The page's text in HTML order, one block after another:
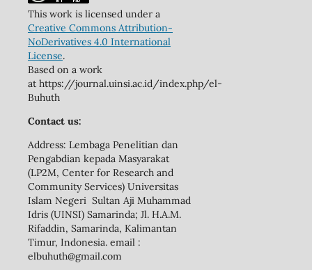
This work is licensed under a
Creative Commons Attribution-
NoDerivatives 4.0 International
License.
Based on a work
at https://journal.uinsi.ac.id/index.php/el-
Buhuth
Contact us:
Address: Lembaga Penelitian dan
Pengabdian kepada Masyarakat
(LP2M, Center for Research and
Community Services) Universitas
Islam Negeri Sultan Aji Muhammad
Idris (UINSI) Samarinda; Jl. H.A.M.
Rifaddin, Samarinda, Kalimantan
Timur, Indonesia. email :
elbuhuth@gmail.com